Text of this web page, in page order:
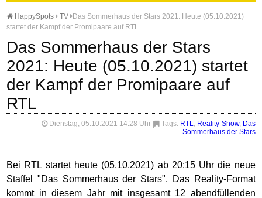
HappySpots TV
Das Sommerhaus der Stars 2021: Heute (05.10.2021)
startet der Kampf der Promipaare auf RTL
Das Sommerhaus der Stars
2021: Heute (05.10.2021) startet
der Kampf der Promipaare auf
RTL
Dienstag, 05.10.2021 14:28 Uhr Tags: RTL, Reality-Show, Das
Sommerhaus der Stars
Bei RTL startet heute (05.10.2021) ab 20:15 Uhr die neue
Staffel "Das Sommerhaus der Stars". Das Reality-Format
kommt in diesem Jahr mit insgesamt 12 abendfüllenden